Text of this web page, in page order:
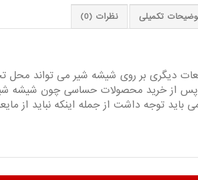
تکمیلی نظرات (0)
دیگری بر روی شیشه شیر می تواند
از خرید محصولات حساسی چون شیشه شیر
توجه داشت از جمله اینکه نباید از